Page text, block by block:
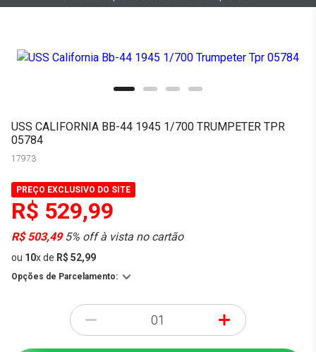
USS CALIFORNIA BB-44 1945 1/700 TRUMPETER TPR
05784
17973
PREÇO EXCLUSIVO DO SITE
R$ 529,99
R$ 503,495% off à vista no cartão
ou 10xde R$ 52,99
Opções de Parcelamento:
- +